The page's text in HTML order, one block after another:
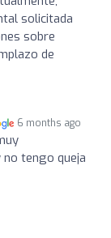
solicitada
sobre
de
6 months ago
tengo queja